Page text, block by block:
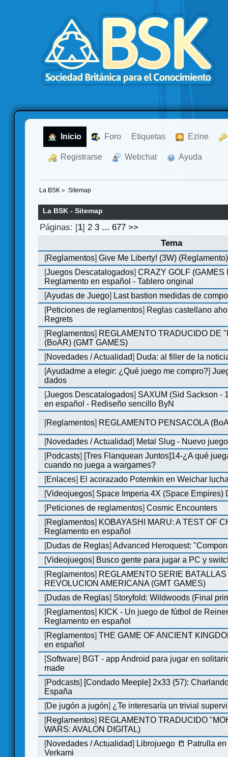
Inicio Foro Etiquetas Ezine
Registrarse Webchat Ayuda
La BSK » Sitemap
La BSK - Sitemap
Páginas: [1]2 3 ...677 >>
Tema
[Reglamentos]Give Me Liberty! (3W) (Reglamento)
[Juegos Descatalogados]CRAZY GOLF (GAMES
Reglamento en español - Tablero original
[Ayudas de Juego] Last bastion medidas de
[Peticiones de reglamentos] Reglas castellano
Regrets
[Reglamentos] REGLAMENTO TRADUCIDO DE
(BoAR) (GMT GAMES)
[Novedades / Actualidad] Duda: al filler de la
[Ayudadme a elegir: ¿Qué juego me compro?]
dados
[Juegos Descatalogados] SAXUM (Sid Sackson -
en español - Rediseño sencillo ByN
[Reglamentos] REGLAMENTO PENSACOLA
[Novedades / Actualidad] Metal Slug - Nuevo
[Podcasts] [Tres Flanquean Juntos]14-¿A qué
cuando no juega a wargames?
[Enlaces] El acorazado Potemkin en Weichar
[Videojuegos] Space Imperia 4X (Space Empires)
[Peticiones de reglamentos]Cosmic Encounters
[Reglamentos] KOBAYASHI MARU: A TEST OF
Reglamento en español
[Dudas de Reglas]Advanced Heroquest:
[Videojuegos] Busco gente para jugar a PC y
[Reglamentos] REGLAMENTO SERIE
REVOLUCION AMERICANA (GMT GAMES)
[Dudas de Reglas] Storyfold: Wildwoods (Final
[Reglamentos] KICK - Un juego de fútbol de
Reglamento en español
[Reglamentos]THE GAME OF ANCIENT
en español
[Software] BGT - app Android para jugar en
made
[Podcasts] [Condado Meeple] 2x33 (57):
España
[De jugón a jugón] ¿Te interesaría un trivial
[Reglamentos] REGLAMENTO TRADUCIDO
WARS: AVALON DIGITAL)
[Novedades / Actualidad] Librojuego 📒 Patrulla
Verkami